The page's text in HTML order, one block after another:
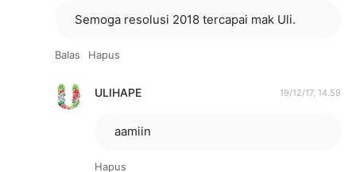
Semoga resolusi 2018 tercapai mak Uli.
Balas Hapus
ULIHAPE 19/12/17, 14.59
aamiin
Hapus